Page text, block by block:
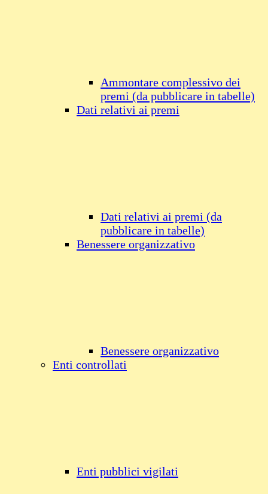
Ammontare complessivo dei
premi (da pubblicare in tabelle)
Dati relativi ai premi
Dati relativi ai premi (da
pubblicare in tabelle)
Benessere organizzativo
Benessere organizzativo
Enti controllati
Enti pubblici vigilati